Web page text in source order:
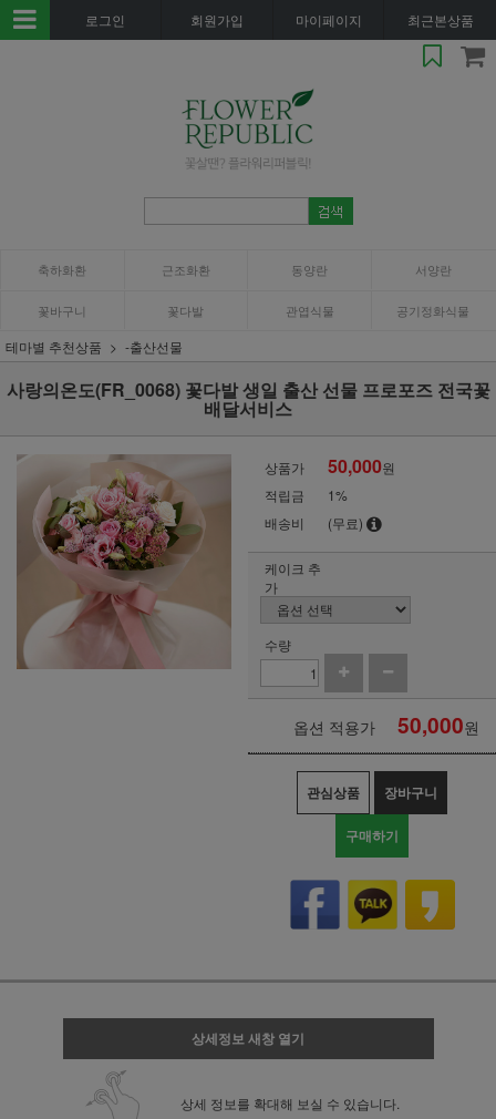
로그인 회원가입 마이페이지 최근본상품
축하화환 근조화환 동양란 서양란
꽃바구니 꽃다발 관엽식물 공기정화식물
테마별 추천상품 -출산선물
사랑의온도(FR_0068) 꽃다발 생일 출산 선물 프로포즈 전국꽃
배달서비스
상품가 50,000원
적립금
1%
배송비
(무료)
케이크 추
가
수량
옵션 적용가 50,000원
관심상품 장바구니
구매하기
상세정보 새창 열기
상세 정보를 확대해 보실 수 있습니다.